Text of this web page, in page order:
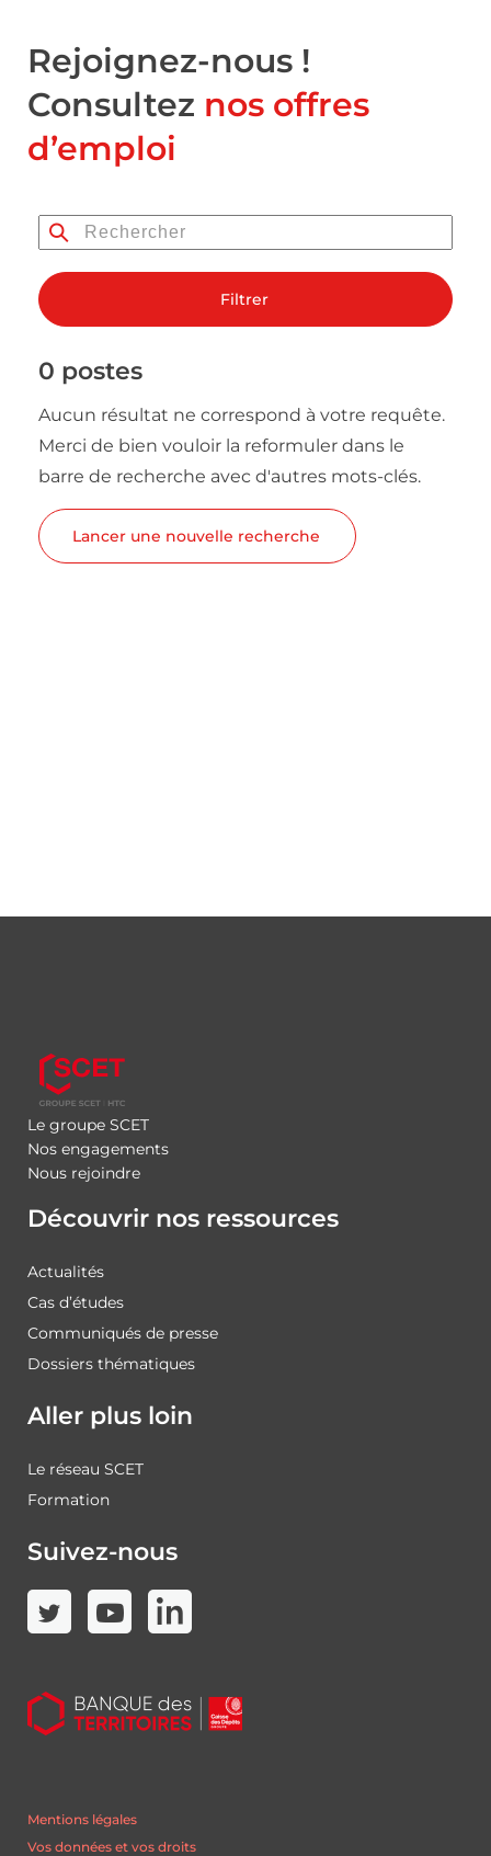
Rejoignez-nous !
Consultez nos offres
d’emploi
Filtrer
0 postes
Aucun résultat ne correspond à votre requête.
Merci de bien vouloir la reformuler dans le
barre de recherche avec d'autres mots-clés.
Lancer une nouvelle recherche
Le groupe SCET
Nos engagements
Nous rejoindre
Découvrir nos ressources
Actualités
Cas d’études
Communiqués de presse
Dossiers thématiques
Aller plus loin
Le réseau SCET
Formation
Suivez-nous
Mentions légales
Vos données et vos droits